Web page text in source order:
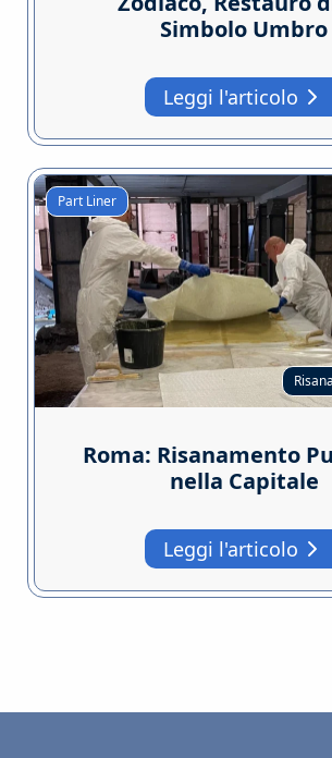
Simbolo Umbro
Leggi l'articolo
Part Liner
Roma: Risanamento
nella Capitale
Leggi l'articolo